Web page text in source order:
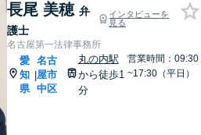
長尾 美穂 弁
護士
インタビューを
見る
名古屋第一法律事務所
愛
知
県
|
名古
屋市
中区
丸の内駅
から徒歩1
分
営業時間：09:30
~17:30（平日）